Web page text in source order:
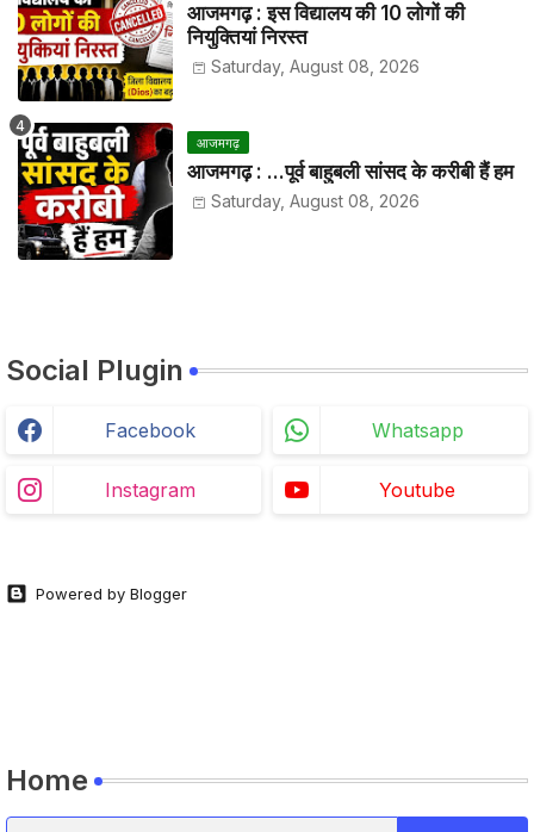
आजमगढ़ : इस विद्यालय की 10 लोगों की
नियुक्तियां निरस्त
Saturday, August 08, 2026
आजमगढ़
आजमगढ़ : ...पूर्व बाहुबली सांसद के करीबी हैं हम
Saturday, August 08, 2026
Social Plugin
Facebook Whatsapp
Instagram Youtube
Powered by Blogger
Home